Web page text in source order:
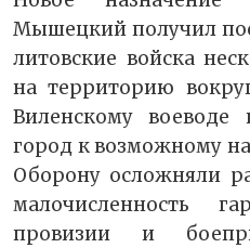
Мышецкий получил
литовские войска
на территорию
Виленскому воеводе
город к возможному
Оборону осложняли
малочисленность
провизии и